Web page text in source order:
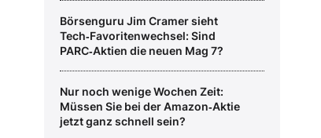
Börsenguru Jim Cramer sieht
Tech‑Favoritenwechsel: Sind
PARC‑Aktien die neuen Mag 7?
Nur noch wenige Wochen Zeit:
Müssen Sie bei der Amazon‑Aktie
jetzt ganz schnell sein?